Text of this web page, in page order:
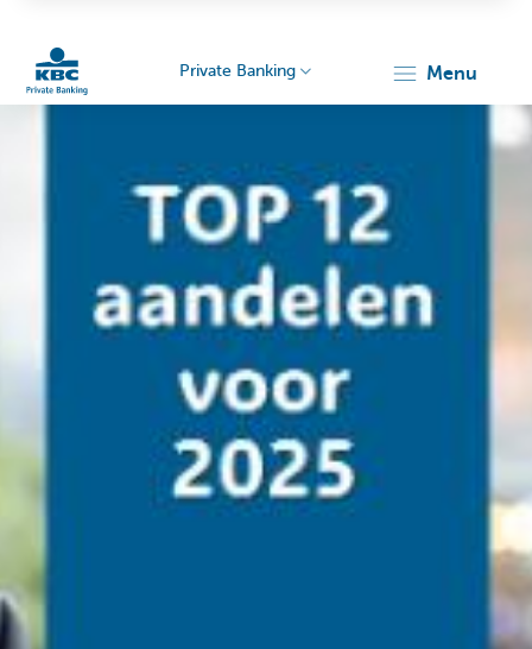
Private Banking menu